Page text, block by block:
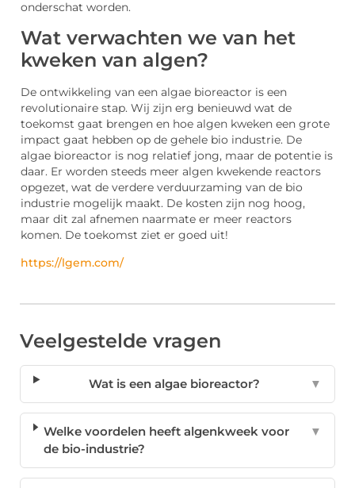
onderschat worden.
Wat verwachten we van het
kweken van algen?
De ontwikkeling van een algae bioreactor is een
revolutionaire stap. Wij zijn erg benieuwd wat de
toekomst gaat brengen en hoe algen kweken een grote
impact gaat hebben op de gehele bio industrie. De
algae bioreactor is nog relatief jong, maar de potentie is
daar. Er worden steeds meer algen kwekende reactors
opgezet, wat de verdere verduurzaming van de bio
industrie mogelijk maakt. De kosten zijn nog hoog,
maar dit zal afnemen naarmate er meer reactors
komen. De toekomst ziet er goed uit!
https://lgem.com/
Veelgestelde vragen
Wat is een algae bioreactor? ▼
Welke voordelen heeft algenkweek voor
de bio-industrie?
▼